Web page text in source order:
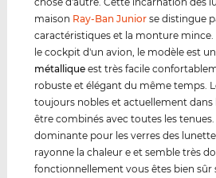
maison Ray-Ban Junior se distingue
caractéristiques et la monture
le cockpit d'un avion, le modèle est
métallique est très facile
robuste et élégant du même temps.
toujours nobles et actuellement dans
être combinés avec toutes les tenues.
dominante pour les verres des
rayonne la chaleur e et semble très
fonctionnellement vous êtes bien sûr